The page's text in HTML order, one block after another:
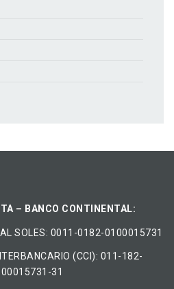
– BANCO CONTINENTAL:
​SOLES​: 0011-0182-0100015731
(CCI): 011-182-
31